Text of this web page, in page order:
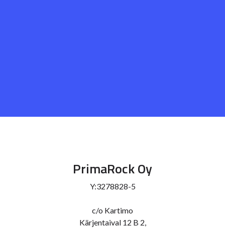
PrimaRock Oy
Y:3278828-5
c/o Kartimo
Kärjentaival 12 B 2,